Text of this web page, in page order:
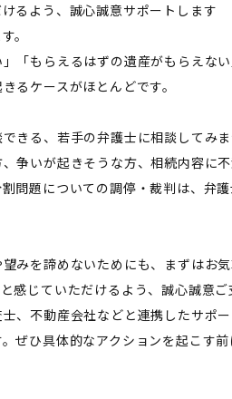
るよう、誠心誠意サポートします
。
「もらえるはずの遺産がもらえな
るケースがほとんどです。
きる、若手の弁護士に相談してみ
争いが起きそうな方、相続内容に
問題についての調停・裁判は、弁
みを諦めないためにも、まずはお
感じていただけるよう、誠心誠意
、不動産会社などと連携したサポ
ぜひ具体的なアクションを起こす